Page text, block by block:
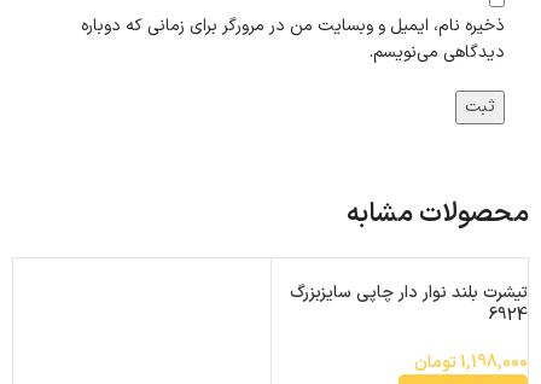
ذخیره نام، ایمیل و وبسایت من در مرورگر برای زمانی که دوباره
دیدگاهی می‌نویسم.
محصولات مشابه
تیشرت بلند نوار دار چاپی سایزبزرگ
6924
1,198,000تومان